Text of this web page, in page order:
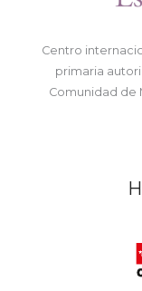
Centro
primaria
Comunidad de